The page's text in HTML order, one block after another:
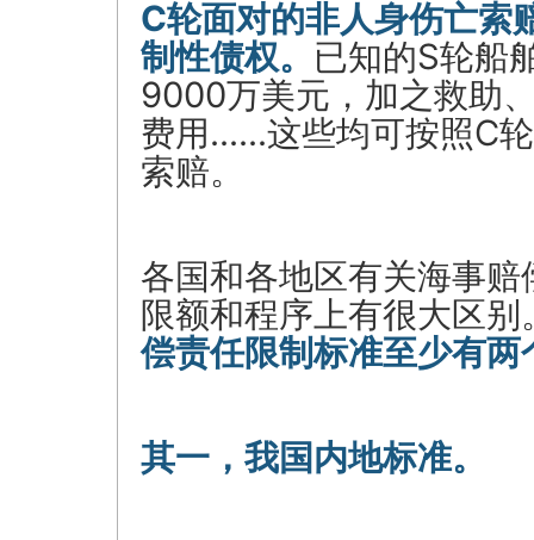
C轮面对的非人身伤亡索
制性债权。 已知的S轮船
9000万美元，加之救助
费用……这些均可按照C
索赔。
各国和各地区有关海事
限额和程序上有很大区别
偿责任限制标准至少有两
其一，我国内地标准。